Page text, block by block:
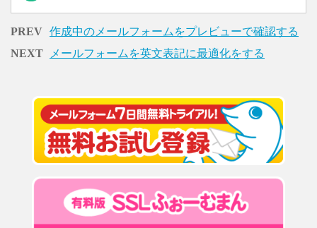
PREV 作成中のメールフォームをプレビューで確認する
NEXT
メールフォームを英文表記に最適化をする